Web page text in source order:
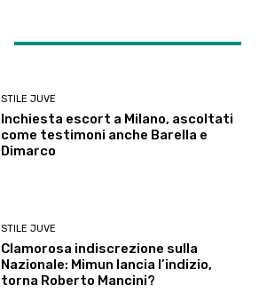
STILE JUVE
Inchiesta escort a Milano, ascoltati
come testimoni anche Barella e
Dimarco
STILE JUVE
Clamorosa indiscrezione sulla
Nazionale: Mimun lancia l’indizio,
torna Roberto Mancini?